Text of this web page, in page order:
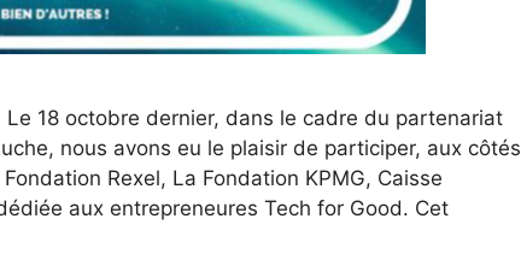
18 octobre dernier, dans le cadre du partenariat
nous avons eu le plaisir de participer, aux côtés
Rexel, La Fondation KPMG, Caisse
aux entrepreneures Tech for Good. Cet